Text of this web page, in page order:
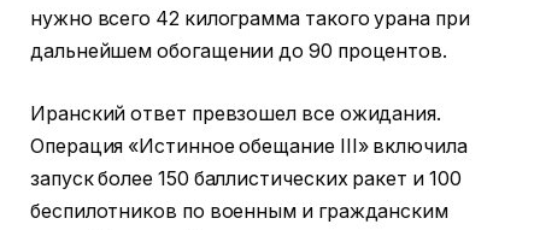
нужно всего 42 килограмма такого урана при
дальнейшем обогащении до 90 процентов.
Иранский ответ превзошел все ожидания.
Операция «Истинное обещание III» включила
запуск более 150 баллистических ракет и 100
беспилотников по военным и гражданским